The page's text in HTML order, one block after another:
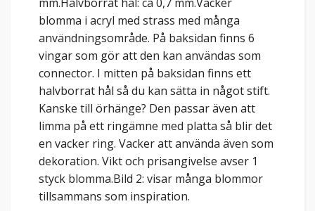
blomma i acryl med strass med många
användningsområde. På baksidan finns 6
vingar som gör att den kan användas som
connector. I mitten på baksidan finns ett
halvborrat hål så du kan sätta in något stift.
Kanske till örhänge? Den passar även att
limma på ett ringämne med platta så blir det
en vacker ring. Vacker att använda även som
dekoration. Vikt och prisangivelse avser 1
styck blomma.Bild 2: visar många blommor
tillsammans som inspiration.